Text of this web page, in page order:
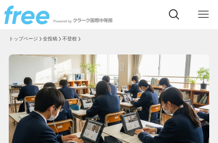
トップページ 全投稿 不登校